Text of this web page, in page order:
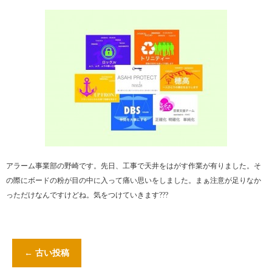
アラーム事業部の野崎です。先日、工事で天井をはがす作業が有りました。そ
の際にボードの粉が目の中に入って痛い思いをしました。まぁ注意が足りなか
っただけなんですけどね。気をつけていきます???
← 古い投稿